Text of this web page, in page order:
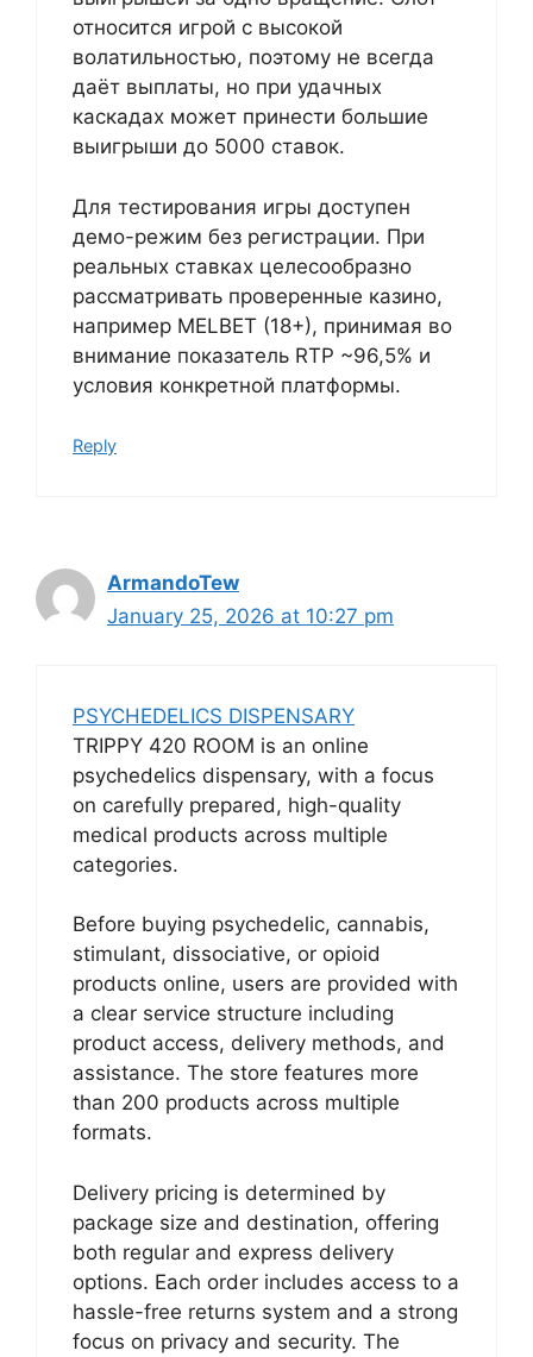
относится игрой с высокой
волатильностью, поэтому не всегда
даёт выплаты, но при удачных
каскадах может принести большие
выигрыши до 5000 ставок.
Для тестирования игры доступен
демо-режим без регистрации. При
реальных ставках целесообразно
рассматривать проверенные казино,
например MELBET (18+), принимая во
внимание показатель RTP ~96,5% и
условия конкретной платформы.
Reply
ArmandoTew
January 25, 2026 at 10:27 pm
PSYCHEDELICS DISPENSARY
TRIPPY 420 ROOM is an online
psychedelics dispensary, with a focus
on carefully prepared, high-quality
medical products across multiple
categories.
Before buying psychedelic, cannabis,
stimulant, dissociative, or opioid
products online, users are provided with
a clear service structure including
product access, delivery methods, and
assistance. The store features more
than 200 products across multiple
formats.
Delivery pricing is determined by
package size and destination, offering
both regular and express delivery
options. Each order includes access to a
hassle-free returns system and a strong
focus on privacy and security. The